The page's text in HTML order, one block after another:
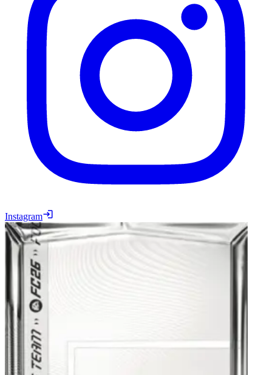
Instagram